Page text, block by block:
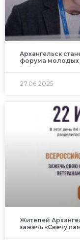
Архангельск
форума молодых
27.06.2025
Жителей
зажечь «Свечу